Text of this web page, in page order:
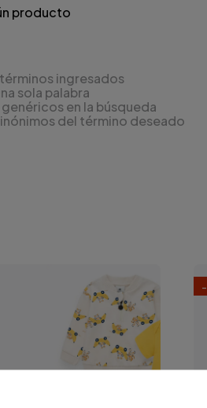
producto
ingresados
sola palabra
en la búsqueda
del término deseado
-